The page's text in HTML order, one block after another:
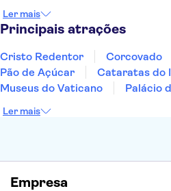
Fernando de Noronha
Ler mais
Principais atrações
Cristo Redentor Corcovado
Pão de Açúcar
Cataratas do
Museus do Vaticano
Palácio
Museu do Louvre
Ler mais
Empresa